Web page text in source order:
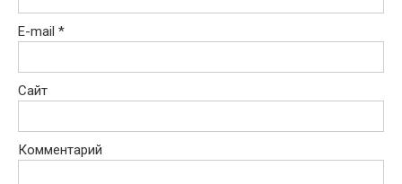
E-mail *
Сайт
Комментарий